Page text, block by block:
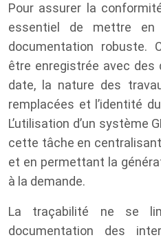
Pour assurer la
essentiel de mettre
documentation robuste.
être enregistrée avec des
date, la nature des
remplacées et l’identité
L’utilisation d’un système
cette tâche en
et en permettant la
à la demande.
La traçabilité ne se
documentation des